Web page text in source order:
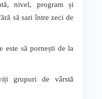
nivel, program și
să sari între zeci de
este să pornești de la
grupuri de vârstă